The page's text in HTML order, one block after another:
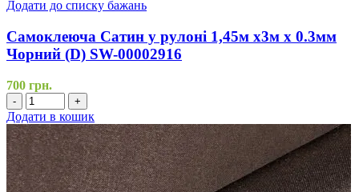
Додати до списку бажань
Самоклеюча Сатин у рулоні 1,45м х3м х 0.3мм
Чорний (D) SW-00002916
700 грн.
- +
Додати в кошик